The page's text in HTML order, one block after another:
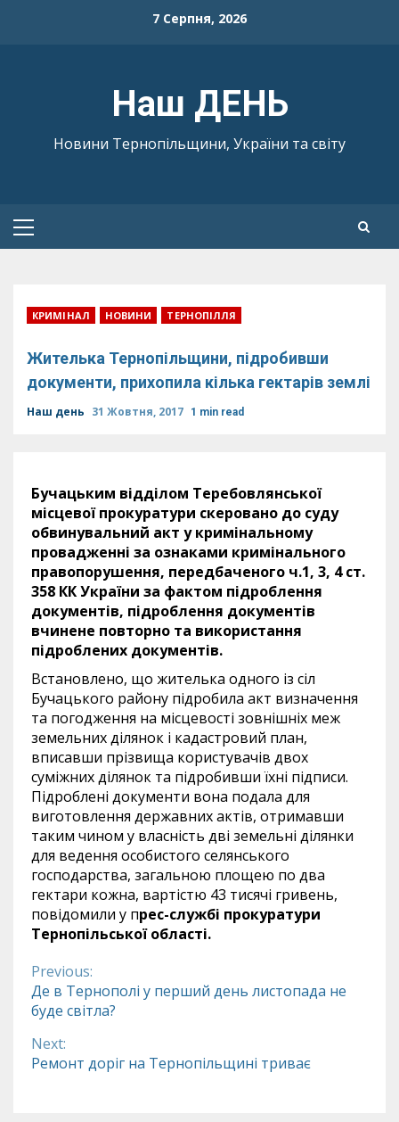
7 Серпня, 2026
Наш ДЕНЬ
Новини Тернопільщини, України та світу
Primary
КРИМІНАЛ НОВИНИ ТЕРНОПІЛЛЯ
Жителька Тернопільщини, підробивши
документи, прихопила кілька гектарів землі
Наш день 31 Жовтня, 2017 1 min read
Бучацьким відділом Теребовлянської
місцевої прокуратури скеровано до суду
обвинувальний акт у кримінальному
провадженні за ознаками кримінального
правопорушення, передбаченого ч.1, 3, 4 ст.
358 КК України за фактом підроблення
документів, підроблення документів
вчинене повторно та використання
підроблених документів.
Встановлено, що жителька одного із сіл
Бучацького району підробила акт визначення
та погодження на місцевості зовнішніх меж
земельних ділянок і кадастровий план,
вписавши прізвища користувачів двох
суміжних ділянок та підробивши їхні підписи.
Підроблені документи вона подала для
виготовлення державних актів, отримавши
таким чином у власність дві земельні ділянки
для ведення особистого селянського
господарства, загальною площею по два
гектари кожна, вартістю 43 тисячі гривень,
повідомили у прес-службі прокуратури
Тернопільської області.
Continue
Reading
Previous:
Де в Тернополі у перший день листопада не
буде світла?
Next:
Ремонт доріг на Тернопільщині триває